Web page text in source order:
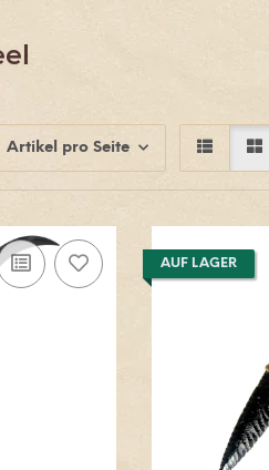
Artikel pro Seite
AUF LAGER